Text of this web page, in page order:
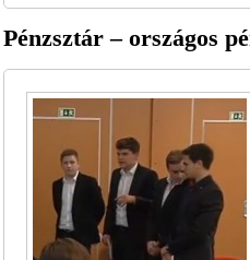
Pénzsztár – országos